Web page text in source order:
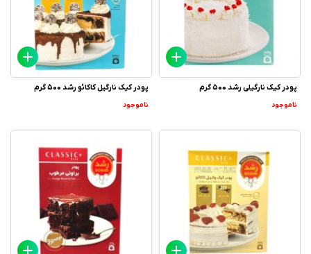
پودر کیک نارگیلی رشد 500 گرم
ناموجود
پودر کیک نارگیل کاکائو رشد 500 گرم
ناموجود